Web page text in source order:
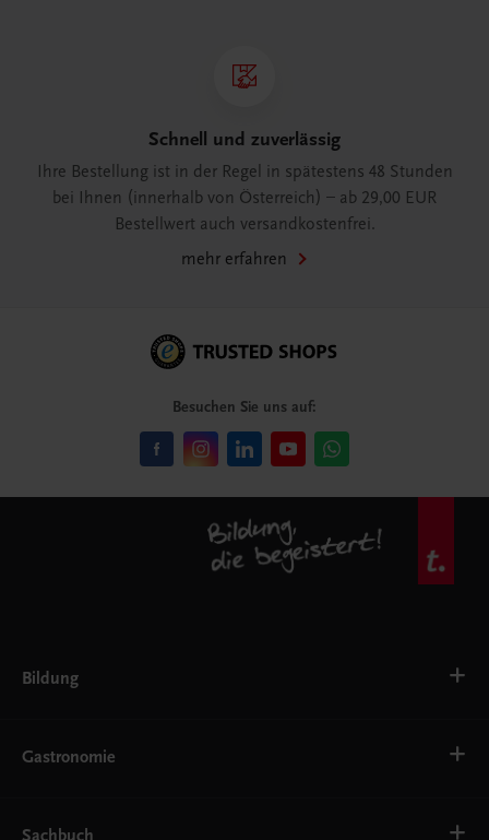
Schnell und zuverlässig
Ihre Bestellung ist in der Regel in spätestens 48 Stunden
bei Ihnen (innerhalb von Österreich) – ab 29,00 EUR
Bestellwert auch versandkostenfrei.
mehr erfahren
Besuchen Sie uns auf:
Bildung
AHS
EWF/ZWF
Gastronomie
Getränke
Sachbuch